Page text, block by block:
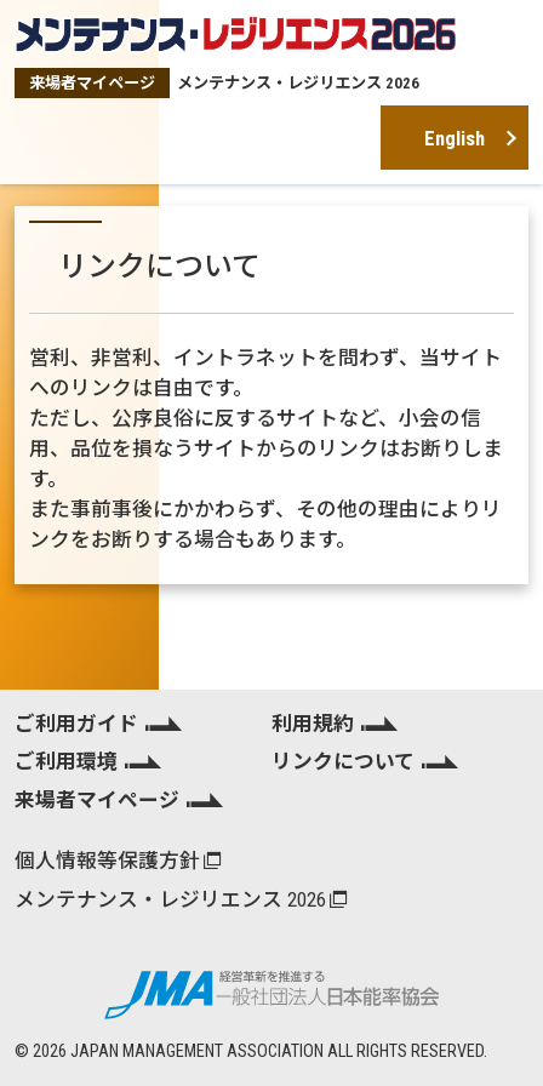
来場者マイページ メンテナンス・レジリエンス 2026
English
リンクについて
営利、非営利、イントラネットを問わず、当サイト
へのリンクは自由です。
ただし、公序良俗に反するサイトなど、小会の信
用、品位を損なうサイトからのリンクはお断りしま
す。
また事前事後にかかわらず、その他の理由によりリ
ンクをお断りする場合もあります。
ご利用ガイド
利用規約
ご利用環境
リンクについて
来場者マイページ
個人情報等保護方針
メンテナンス・レジリエンス 2026
© 2026 JAPAN MANAGEMENT ASSOCIATION ALL RIGHTS RESERVED.